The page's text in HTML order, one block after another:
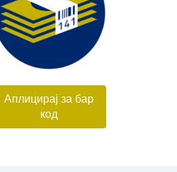
Аплицирај за бар
код